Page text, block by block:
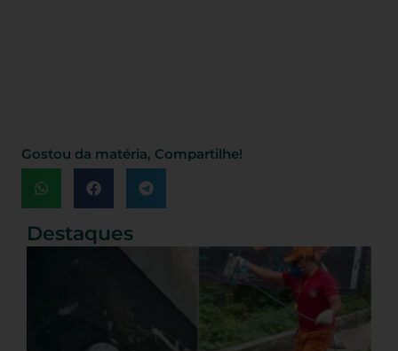
Gostou da matéria, Compartilhe!
Destaques